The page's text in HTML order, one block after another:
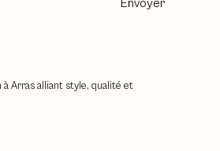
Envoyer
Arras alliant style, qualité et